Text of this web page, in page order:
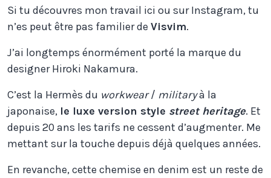
Si tu découvres mon travail ici ou sur Instagram, tu
n’es peut être pas familier de Visvim.
J’ai longtemps énormément porté la marque du
designer Hiroki Nakamura.
C’est la Hermès du workwear/ militaryà la
japonaise, le luxe version style street heritage. Et
depuis 20 ans les tarifs ne cessent d’augmenter. Me
mettant sur la touche depuis déjà quelques années.
En revanche, cette chemise en denim est un reste de